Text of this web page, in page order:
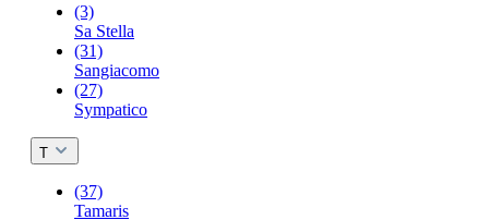
(3)
Sa Stella
(31)
Sangiacomo
(27)
Sympatico
T
(37)
Tamaris